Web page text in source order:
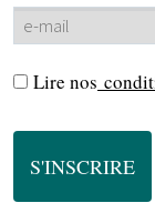
Lire nos